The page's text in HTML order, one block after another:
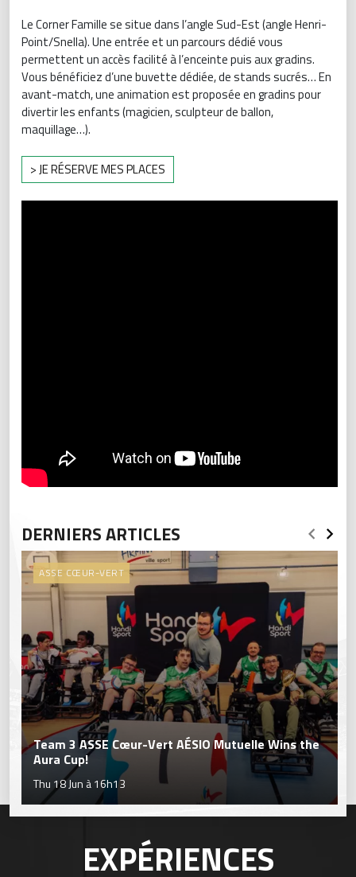
Le Corner Famille se situe dans l’angle Sud-Est (angle Henri-
Point/Snella). Une entrée et un parcours dédié vous
permettent un accès facilité à l’enceinte puis aux gradins.
Vous bénéficiez d’une buvette dédiée, de stands sucrés… En
avant-match, une animation est proposée en gradins pour
divertir les enfants (magicien, sculpteur de ballon,
maquillage…).
> JE RÉSERVE MES PLACES
DERNIERS ARTICLES
ASSE CŒUR-VERT
Team 3 ASSE Cœur-Vert AÉSIO Mutuelle Wins the
Aura Cup!
Thu 18 Jun à 16h13
EXPÉRIENCES